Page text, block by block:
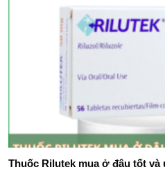
Thuốc Rilutek mua ở đâu​ tốt và